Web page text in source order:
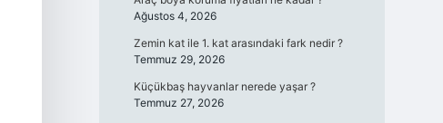
Ağustos 4, 2026
Zemin kat ile 1. kat arasındaki fark nedir ?
Temmuz 29, 2026
Küçükbaş hayvanlar nerede yaşar ?
Temmuz 27, 2026